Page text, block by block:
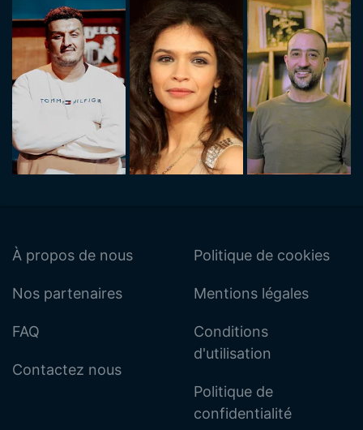
À propos de nous
Nos partenaires
FAQ
Contactez nous
Politique de cookies
Mentions légales
Conditions
d'utilisation
Politique de
confidentialité